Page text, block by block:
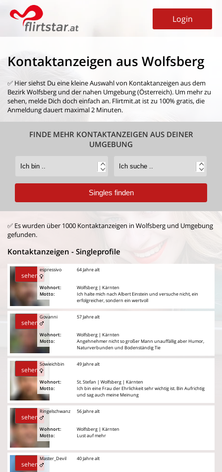
Login
Kontaktanzeigen aus Wolfsberg
✅ Hier siehst Du eine kleine Auswahl von Kontaktanzeigen aus dem
Bezirk Wolfsberg und der nahen Umgebung (Österreich). Um mehr zu
sehen, melde Dich doch einfach an. Flirtmit.at ist zu 100% gratis, die
Anmeldung dauert maximal 2 Minuten.
FINDE MEHR KONTAKTANZEIGEN AUS DEINER
UMGEBUNG
✅ Es wurden über 1000 Kontaktanzeigen in Wolfsberg und Umgebung
gefunden.
Kontaktanzeigen - Singleprofile
sehen
espressivo
Wohnort:
Motto:
64 Jahre alt
Wolfsberg | Kärnten
Ich halte mich nach Albert Einstein und versuche nicht, ein
erfolgreicher, sondern ein wertvoll
sehen
Govanni
Wohnort:
Motto:
57 Jahre alt
Wolfsberg | Kärnten
Angehnehmer nicht so großer Mann unauffällig aber Humor,
Naturverbunden und Bodenständig Tie
sehen
Sowieichbin
Wohnort:
Motto:
49 Jahre alt
St. Stefan | Wolfsberg | Kärnten
Ich bin eine Frau der Ehrlichkeit sehr wichtig ist. Bin Aufrichtig
und sag auch meine Meinung
sehen
Ringelschwanz
Wohnort:
Motto:
56 Jahre alt
Wolfsberg | Kärnten
Lust auf mehr
sehen
Master_Devil 40 Jahre alt